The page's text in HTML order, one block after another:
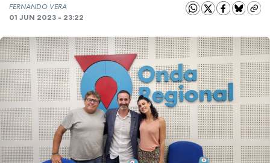
FERNANDO VERA
01 JUN 2023 - 23:22